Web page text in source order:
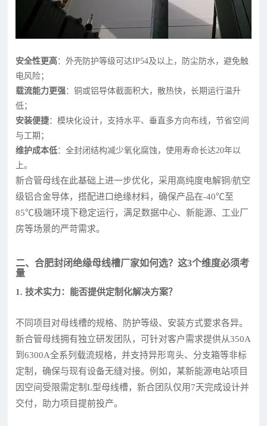
安全性更高：外壳防护等级可达IP54及以上，防尘防水，避免触
电风险；
载流能力更强：铜或铝导体截面积大，散热快，长期运行温升
低；
安装便捷：模块化设计，支持水平、垂直多方向布线，节省空间
与工期；
维护成本低：全封闭结构减少氧化腐蚀，使用寿命长达20年以
上。
新合管母线在此基础上进一步优化，采用高纯度电解铜/航空
级铝合金导体，搭配进口绝缘材料，确保产品在-40℃至
85℃极端环境下稳定运行，满足数据中心、新能源、工业厂
房等场景的严苛需求。
二、合肥封闭绝缘母线槽厂家如何选？这3个维度必须考
量
1. 技术实力：能否提供定制化解决方案？
不同项目对母线槽的规格、防护等级、安装方式要求各异。
新合管母线拥有独立研发团队，可针对客户需求提供从350A
到6300A全系列载流规格，并支持异形弯头、分支箱等非标
定制，确保与现有设备无缝对接。例如，某新能源电站项目
因空间受限需定制L型母线槽，新合团队仅用7天完成设计并
交付，助力项目提前投产。